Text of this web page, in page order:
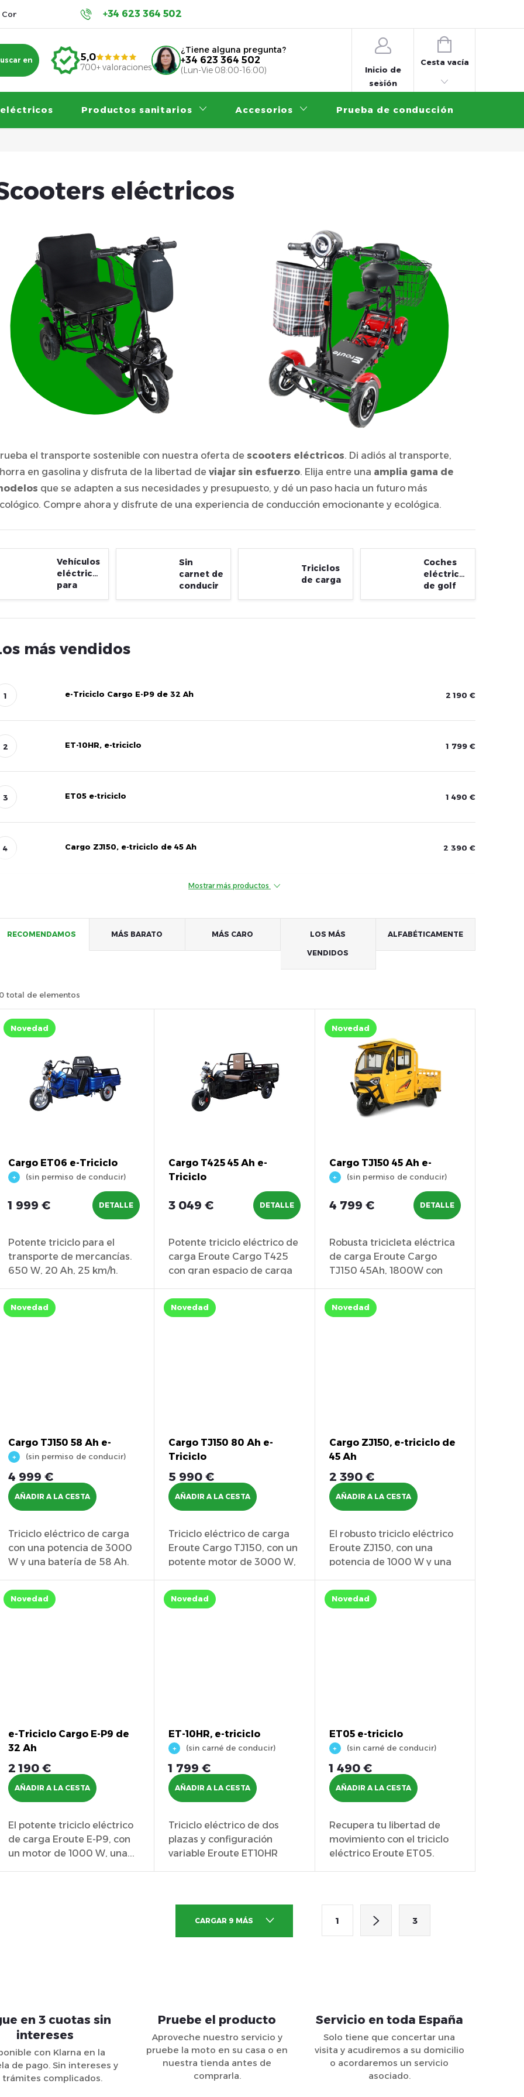
+34 623 364 502
Condiciones de protección de datos personales
en 5,0
700+ valoraciones
¿Tiene alguna pregunta?
+34 623 364 502
(Lun-Vie 08:00-16:00)
Inicio de
sesión
CESTA
Cesta vacía
Productos sanitarios Accesorios Prueba de conducción
eléctricos
el transporte sostenible con nuestra oferta de scooters eléctricos. Di adiós al transporte,
en gasolina y disfruta de la libertad de viajar sin esfuerzo. Elija entre una amplia gama de
que se adapten a sus necesidades y presupuesto, y dé un paso hacia un futuro más
Compre ahora y disfrute de una experiencia de conducción emocionante y ecológica.
Vehículos
eléctricos
para
personas
Sin
carnet de
conducir
Triciclos
de carga
Coches
eléctricos
de golf
más vendidos
e-Triciclo Cargo E-P9 de 32 Ah 2 190 €
ET-10HR, e-triciclo 1 799 €
ET05 e-triciclo 1 490 €
Cargo ZJ150, e-triciclo de 45 Ah 2 390 €
Mostrar más productos
C
s
d
d
s
RECOMENDAMOS MÁS BARATO MÁS CARO LOS MÁS
VENDIDOS
ALFABÉTICAMENTE
total de elementos
L
d
d
Novedad
Cargo ET06 e-Triciclo
(sin permiso de conducir)
1 999 € DETALLE
Potente triciclo para el
transporte de mercancías.
650 W, 20 Ah, 25 km/h.
Cargo T425 45 Ah e-
Triciclo
3 049 € DETALLE
Potente triciclo eléctrico de
carga Eroute Cargo T425
con gran espacio de carga
Novedad
Cargo TJ150 45 Ah e-
Triciclo(sin permiso de conducir)
4 799 € DETALLE
Robusta tricicleta eléctrica
de carga Eroute Cargo
TJ150 45Ah, 1800W con
Novedad
Cargo TJ150 58 Ah e-
Triciclo(sin permiso de conducir)
4 999 €
AÑADIR A LA CESTA
Triciclo eléctrico de carga
con una potencia de 3000
W y una batería de 58 Ah.
Novedad
Cargo TJ150 80 Ah e-
Triciclo
5 990 €
AÑADIR A LA CESTA
Triciclo eléctrico de carga
Eroute Cargo TJ150, con un
potente motor de 3000 W,
Novedad
Cargo ZJ150, e-triciclo de
45 Ah
2 390 €
AÑADIR A LA CESTA
El robusto triciclo eléctrico
Eroute ZJ150, con una
potencia de 1000 W y una
Novedad
e-Triciclo Cargo E-P9 de
32 Ah
2 190 €
AÑADIR A LA CESTA
El potente triciclo eléctrico
de carga Eroute E-P9, con
un motor de 1000 W, una...
Novedad
ET-10HR, e-triciclo
(sin carné de conducir)
1 799 €
AÑADIR A LA CESTA
Triciclo eléctrico de dos
plazas y configuración
variable Eroute ET10HR
Novedad
ET05 e-triciclo
(sin carné de conducir)
1 490 €
AÑADIR A LA CESTA
Recupera tu libertad de
movimiento con el triciclo
eléctrico Eroute ET05.
CARGAR 9 MÁS
a
c
i
1 3
en 3 cuotas sin
intereses
con Klarna en la
de pago. Sin intereses y
trámites complicados.
Pruebe el producto
Aproveche nuestro servicio y
pruebe la moto en su casa o en
nuestra tienda antes de
comprarla.
Servicio en toda España
Solo tiene que concertar una
visita y acudiremos a su domicilio
o acordaremos un servicio
asociado.